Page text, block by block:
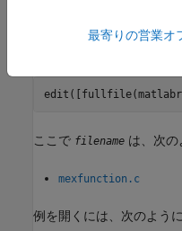
ここで filename は、次の
mexfunction.c
例を開くには、次のよう
最寄りの営業オ